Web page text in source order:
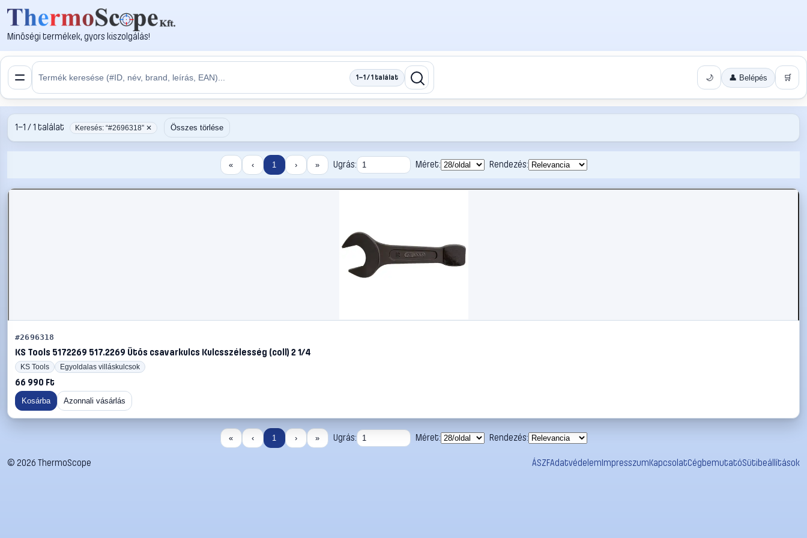
Minőségi termékek, gyors kiszolgálás!
1–1 / 1 találat 🌙 👤 Belépés 🛒
1–1 / 1 találat Keresés: “#2696318” ✕ Összes törlése
« ‹ 1 › » Ugrás: Méret: Rendezés:
#2696318
KS Tools 5172269 517.2269 Ütős csavarkulcs Kulcsszélesség (coll) 2 1/4
KS Tools Egyoldalas villáskulcsok
66 990 Ft
Kosárba Azonnali vásárlás
« ‹ 1 › » Ugrás: Méret: Rendezés:
© 2026 ThermoScope ÁSZFAdatvédelemImpresszumKapcsolatCégbemutatóSütibeállítások